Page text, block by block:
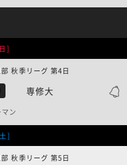
]
専修大
秋季リーグ 第4日
ン
]
秋季リーグ 第5日